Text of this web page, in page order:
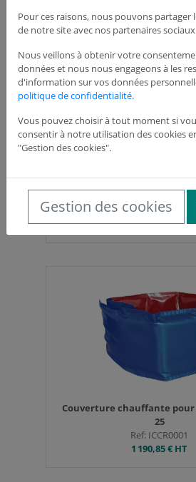
1 190,85 €HT
Ref: ICCR0007
1 190,85 €HT
Couverture chauffante pour
25
Ref: ICCR0001
1 190,85 € HT
Pour ces raisons, nous pouvons
de notre site avec nos partenaires
Nous veillons à obtenir votre
données et nous nous engageons à les
d'information sur vos données
politique de confidentialité.
Vous pouvez choisir à tout moment si
consentir à notre utilisation des cookies
"Gestion des cookies".
Gestion des cookies